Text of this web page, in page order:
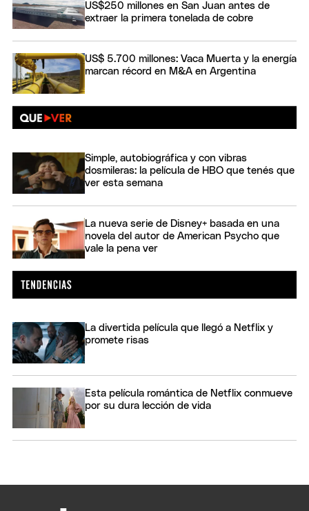
US$250 millones en San Juan antes de
extraer la primera tonelada de cobre
US$ 5.700 millones: Vaca Muerta y la energía
marcan récord en M&A en Argentina
Simple, autobiográfica y con vibras
dosmileras: la película de HBO que tenés que
ver esta semana
La nueva serie de Disney+ basada en una
novela del autor de American Psycho que
vale la pena ver
La divertida película que llegó a Netflix y
promete risas
Esta película romántica de Netflix conmueve
por su dura lección de vida